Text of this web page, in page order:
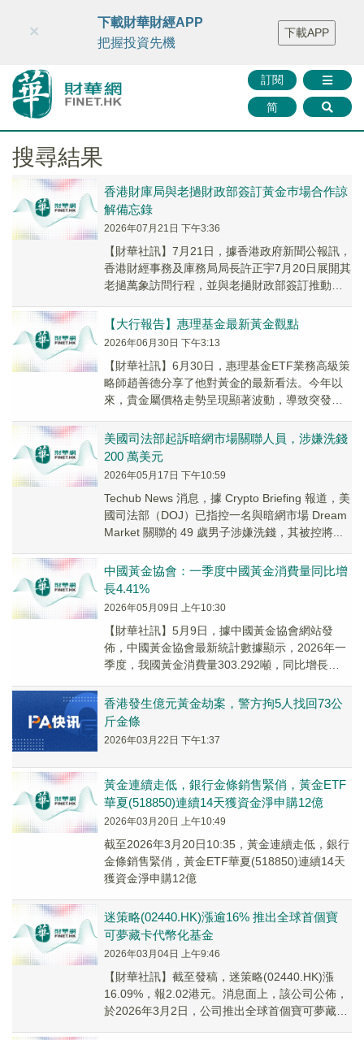
財華智庫網 FINTV FINMETA 財華證券 媒體矩陣
智庫沙龍
聯絡我們
訂閱
简
×
下載財華財經APP
把握投資先機
下載APP
搜尋結果
香港財庫局與老撾財政部簽訂黃金巿場合作諒
解備忘錄
2026年07月21日 下午3:36
【財華社訊】7月21日，據香港政府新聞公報訊，
香港財經事務及庫務局局長許正宇7月20日展開其
老撾萬象訪問行程，並與老撾財政部簽訂推動兩
錄...
【大行報告】惠理基金最新黃金觀點
2026年06月30日 下午3:13
【財華社訊】6月30日，惠理基金ETF業務高級策
略師趙善德分享了他對黃金的最新看法。今年以
來，貴金屬價格走勢呈現顯著波動，導致突發性
易對...
美國司法部起訴暗網市場關聯人員，涉嫌洗錢
200 萬美元
2026年05月17日 下午10:59
Techub News 消息，據 Crypto Briefing 報道，美
國司法部（DOJ）已指控一名與暗網市場 Dream
Market 關聯的 49 歲男子涉嫌洗錢，其被控將...
中國黃金協會：一季度中國黃金消費量同比增
長4.41%
2026年05月09日 上午10:30
【財華社訊】5月9日，據中國黃金協會網站發
佈，中國黃金協會最新統計數據顯示，2026年一
季度，我國黃金消費量303.292噸，同比增長
香港發生億元黃金劫案，警方拘5人找回73公
斤金條
2026年03月22日 下午1:37
黃金連續走低，銀行金條銷售緊俏，黃金ETF
華夏(518850)連續14天獲資金淨申購12億
2026年03月20日 上午10:49
截至2026年3月20日10:35，黃金連續走低，銀行
金條銷售緊俏，黃金ETF華夏(518850)連續14天
獲資金淨申購12億
迷策略(02440.HK)漲逾16% 推出全球首個寶
可夢藏卡代幣化基金
2026年03月04日 上午9:46
​【財華社訊】截至發稿，迷策略(02440.HK)漲
16.09%，報2.02港元。消息面上，該公司公佈，
於2026年3月2日，公司推出全球首個寶可夢藏卡